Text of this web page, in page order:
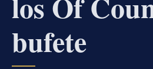
bufete